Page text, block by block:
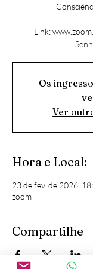
Link:
Os
Ver
Hora e Local:
23 de fev. de 2026,
zoom
Compartilhe